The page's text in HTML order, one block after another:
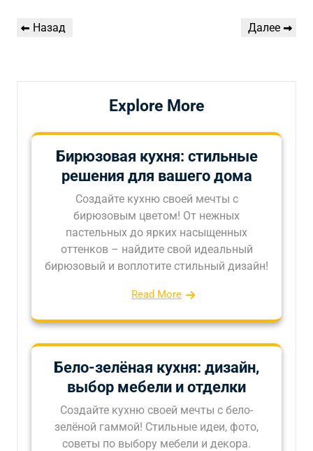
Навигация
Предыдущая
Назад
Следующая
Далее
Explore More
Бирюзовая кухня: стильные
решения для вашего дома
Создайте кухню своей мечты с
бирюзовым цветом! От нежных
пастельных до ярких насыщенных
оттенков – найдите свой идеальный
бирюзовый и воплотите стильный дизайн!
Read More
Бело-зелёная кухня: дизайн,
выбор мебели и отделки
Создайте кухню своей мечты с бело-
зелёной гаммой! Стильные идеи, фото,
советы по выбору мебели и декора.